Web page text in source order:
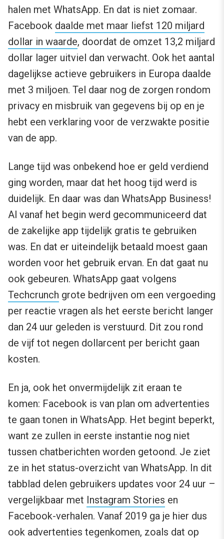
halen met WhatsApp. En dat is niet zomaar.
Facebook daalde met maar liefst 120 miljard
dollar in waarde, doordat de omzet 13,2 miljard
dollar lager uitviel dan verwacht. Ook het aantal
dagelijkse actieve gebruikers in Europa daalde
met 3 miljoen. Tel daar nog de zorgen rondom
privacy en misbruik van gegevens bij op en je
hebt een verklaring voor de verzwakte positie
van de app.
Lange tijd was onbekend hoe er geld verdiend
ging worden, maar dat het hoog tijd werd is
duidelijk. En daar was dan WhatsApp Business!
Al vanaf het begin werd gecommuniceerd dat
de zakelijke app tijdelijk gratis te gebruiken
was. En dat er uiteindelijk betaald moest gaan
worden voor het gebruik ervan. En dat gaat nu
ook gebeuren. WhatsApp gaat volgens
Techcrunch grote bedrijven om een vergoeding
per reactie vragen als het eerste bericht langer
dan 24 uur geleden is verstuurd. Dit zou rond
de vijf tot negen dollarcent per bericht gaan
kosten.
En ja, ook het onvermijdelijk zit eraan te
komen: Facebook is van plan om advertenties
te gaan tonen in WhatsApp. Het begint beperkt,
want ze zullen in eerste instantie nog niet
tussen chatberichten worden getoond. Je ziet
ze in het status-overzicht van WhatsApp. In dit
tabblad delen gebruikers updates voor 24 uur –
vergelijkbaar met Instagram Stories en
Facebook-verhalen. Vanaf 2019 ga je hier dus
ook advertenties tegenkomen, zoals dat op